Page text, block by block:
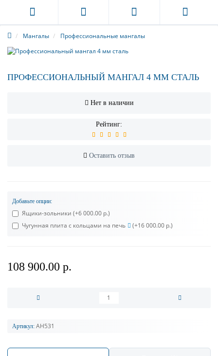
Мангалы Профессиональные мангалы
ПРОФЕССИОНАЛЬНЫЙ МАНГАЛ 4 ММ СТАЛЬ
Нет в наличии
Рейтинг:
Оставить отзыв
Добавьте опции:
Ящики-зольники (+6 000.00 р.)
Чугунная плита с кольцами на печь
(+16 000.00 р.)
108 900.00 р.
Артикул: АН531